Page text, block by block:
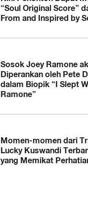
“Soul Original Score”
From and Inspired by
Sosok Joey Ramone
Diperankan oleh Pete
dalam Biopik “I Slept
Ramone”
Momen-momen dari
Lucky Kuswandi
yang Memikat